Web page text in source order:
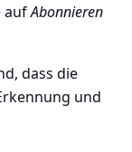
aufAbonnieren
dass die
und